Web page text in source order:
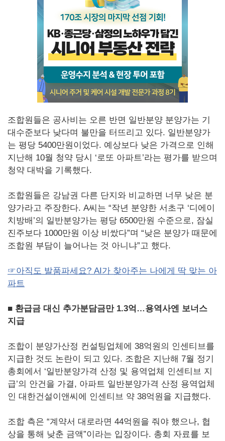
조합원들은 공사비는 오른 반면 일반분양 분양가는 기
대수준보다 낮다며 불만을 터뜨리고 있다. 일반분양가
는 평당 5400만원이었다. 예상보다 낮은 가격으로 인해
지난해 10월 청약 당시 ‘로또 아파트’라는 평가를 받으며
청약 대박을 기록했다.
조합원들은 강남권 다른 단지와 비교하면 너무 낮은 분
양가라고 주장한다. A씨는 “작년 분양한 서초구 ‘디에이
치방배’의 일반분양가는 평당 6500만원 수준으로, 잠실
진주보다 1000만원 이상 비쌌다”며 “낮은 분양가 때문에
조합원 부담이 늘어나는 것 아니냐”고 했다.
☞아직도 발품파세요? AI가 찾아주는 나에게 딱 맞는 아
파트
■ 환급금 대신 추가분담금만 1.3억…용역사엔 보너스
지급
조합이 분양가산정 컨설팅업체에 38억원의 인센티브를
지급한 것도 논란이 되고 있다. 조합은 지난해 7월 정기
총회에서 ‘일반분양가격 산정 및 용역업체 인센티브 지
급’의 안건을 가결, 아파트 일반분양가격 산정 용역업체
인 대한건설이앤씨에 인센티브 약 38억원을 지급했다.
조합 측은 “계약서 대로라면 44억원을 줘야 했으나, 협
상을 통해 낮춘 금액”이라는 입장이다. 총회 자료를 보